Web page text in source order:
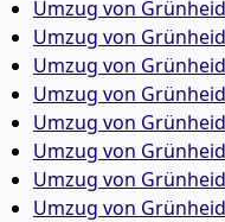
Umzug von
Umzug von
Umzug von
Umzug von
Umzug von
Umzug von
Umzug von
Umzug von